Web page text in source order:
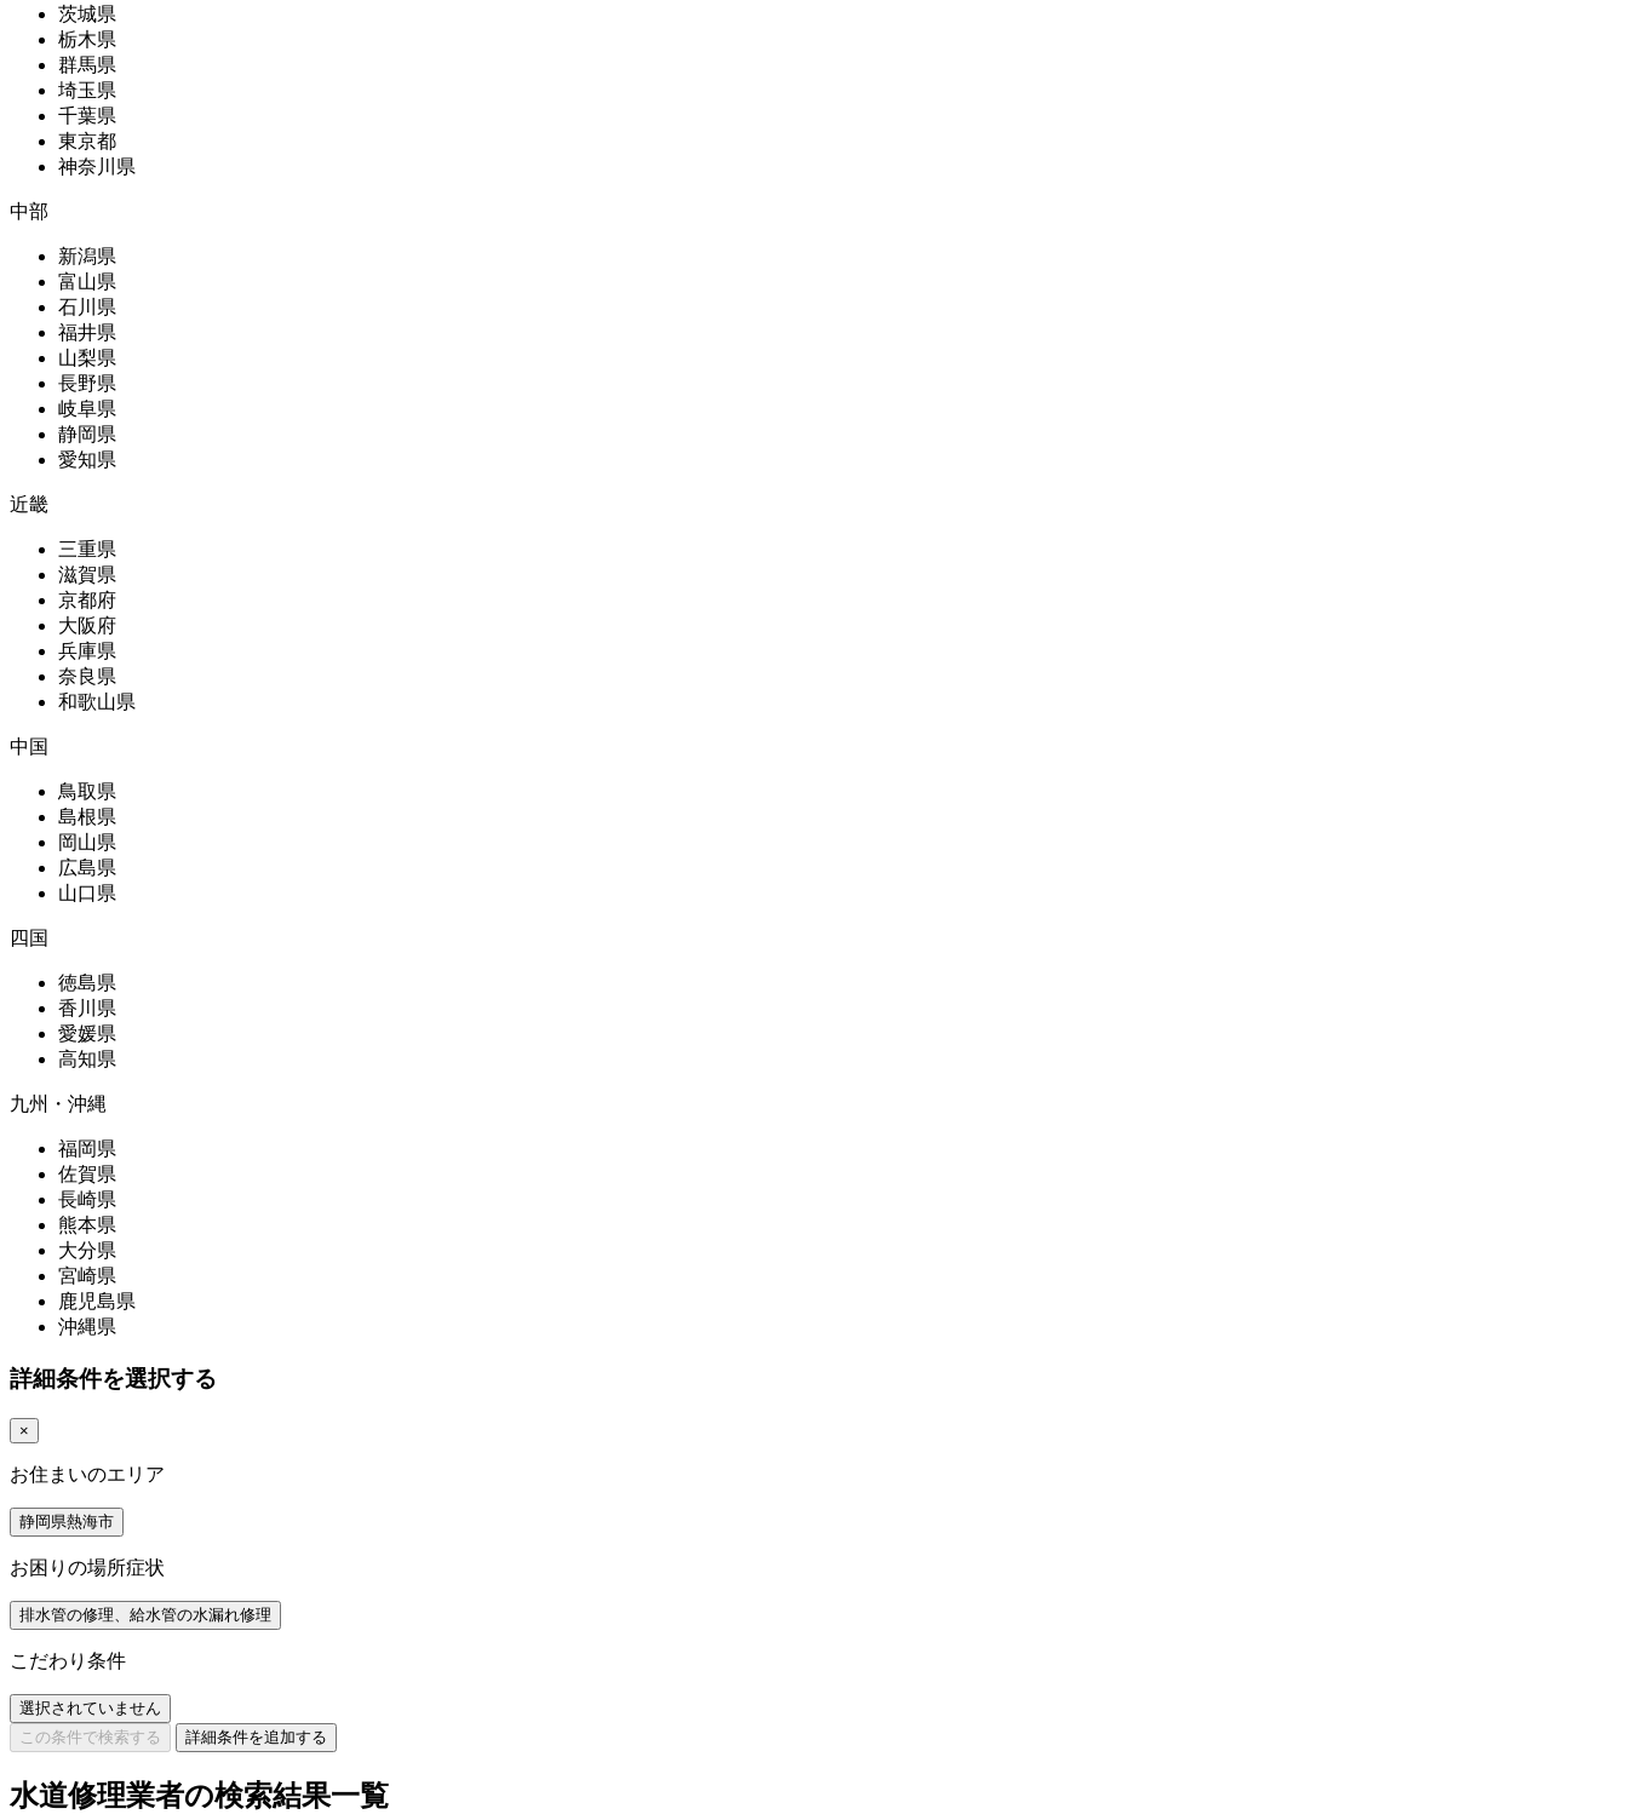
茨城県
栃木県
群馬県
埼玉県
千葉県
東京都
神奈川県
中部
新潟県
富山県
石川県
福井県
山梨県
長野県
岐阜県
静岡県
愛知県
近畿
三重県
滋賀県
京都府
大阪府
兵庫県
奈良県
和歌山県
中国
鳥取県
島根県
岡山県
広島県
山口県
四国
徳島県
香川県
愛媛県
高知県
九州・沖縄
福岡県
佐賀県
長崎県
熊本県
大分県
宮崎県
鹿児島県
沖縄県
詳細条件を選択する
×
お住まいのエリア
静岡県熱海市
お困りの場所症状
排水管の修理、給水管の水漏れ修理
こだわり条件
選択されていません
この条件で検索する
詳細条件を追加する
水道修理業者の検索結果一覧